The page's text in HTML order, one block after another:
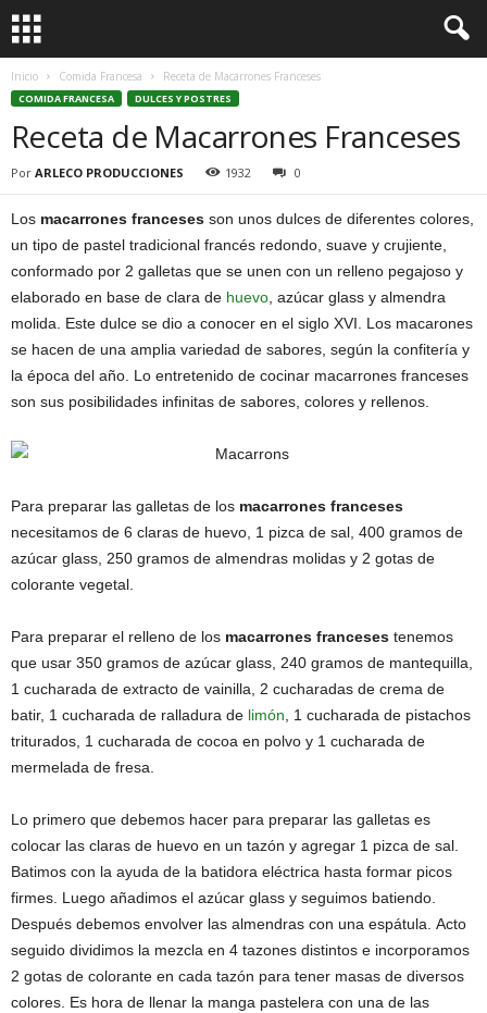
Inicio Comida Francesa Receta de Macarrones Franceses
COMIDA FRANCESA DULCES Y POSTRES
Receta de Macarrones Franceses
Por ARLECO PRODUCCIONES 1932 0
Los macarrones franceses son unos dulces de diferentes colores,
un tipo de pastel tradicional francés redondo, suave y crujiente,
conformado por 2 galletas que se unen con un relleno pegajoso y
elaborado en base de clara de huevo , azúcar glass y almendra
molida. Este dulce se dio a conocer en el siglo XVI. Los macarones
se hacen de una amplia variedad de sabores, según la confitería y
la época del año. Lo entretenido de cocinar macarrones franceses
son sus posibilidades infinitas de sabores, colores y rellenos.
Para preparar las galletas de los macarrones franceses
necesitamos de 6 claras de huevo, 1 pizca de sal, 400 gramos de
azúcar glass, 250 gramos de almendras molidas y 2 gotas de
colorante vegetal.
Para preparar el relleno de los macarrones franceses tenemos
que usar 350 gramos de azúcar glass, 240 gramos de mantequilla,
1 cucharada de extracto de vainilla, 2 cucharadas de crema de
batir, 1 cucharada de ralladura de limón , 1 cucharada de pistachos
triturados, 1 cucharada de cocoa en polvo y 1 cucharada de
mermelada de fresa.
Lo primero que debemos hacer para preparar las galletas es
colocar las claras de huevo en un tazón y agregar 1 pizca de sal.
Batimos con la ayuda de la batidora eléctrica hasta formar picos
firmes. Luego añadimos el azúcar glass y seguimos batiendo.
Después debemos envolver las almendras con una espátula. Acto
seguido dividimos la mezcla en 4 tazones distintos e incorporamos
2 gotas de colorante en cada tazón para tener masas de diversos
colores. Es hora de llenar la manga pastelera con una de las